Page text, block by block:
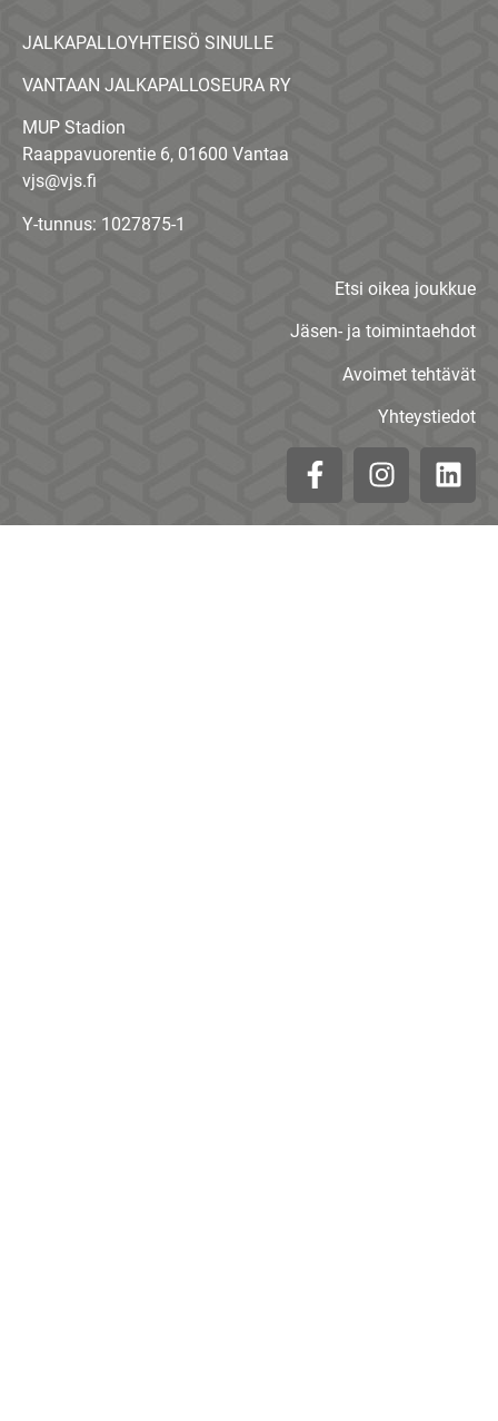
JALKAPALLOYHTEISÖ SINULLE
VANTAAN JALKAPALLOSEURA RY
MUP Stadion
Raappavuorentie 6, 01600 Vantaa
vjs@vjs.fi
Y-tunnus: 1027875-1
Etsi oikea joukkue
Jäsen- ja toimintaehdot
Avoimet tehtävät
Yhteystiedot